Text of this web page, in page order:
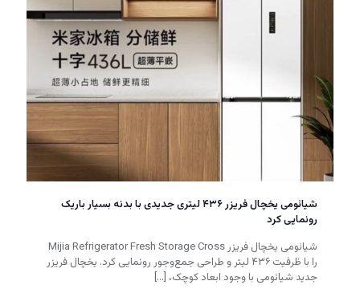
شیائومی یخچال فریزر ۴۳۶ لیتری جدیدی با بدنه بسیار باریک
رونمایی کرد
شیائومی یخچال فریزر Mijia Refrigerator Fresh Storage Cross
را با ظرفیت ۴۳۶ لیتر و طراحی جمع‌وجور رونمایی کرد. یخچال فریزر
جدید شیائومی با وجود ابعاد کوچک، […]